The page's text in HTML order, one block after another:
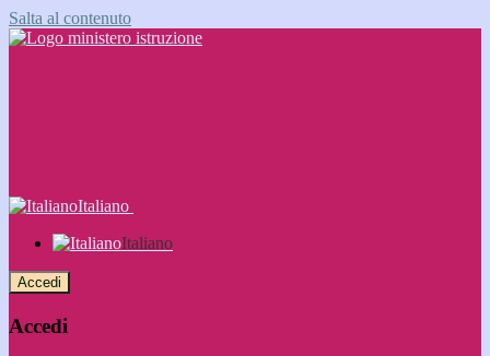
Salta al contenuto
Italiano
Italiano
Accedi
Accedi